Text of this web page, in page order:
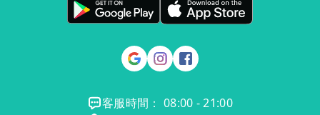
客服時間： 08:00 - 21:00